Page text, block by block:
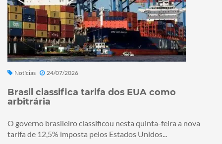
Notícias 24/07/2026
Brasil classifica tarifa dos EUA como
arbitrária
O governo brasileiro classificou nesta quinta-feira a nova
tarifa de 12,5% imposta pelos Estados Unidos...